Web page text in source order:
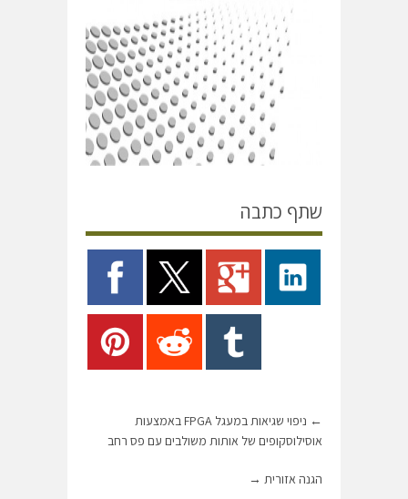
שתף כתבה
←
ניפוי שגיאות במעגל FPGA באמצעות
אוסילוסקופים של אותות משולבים עם פס רחב
הגנה אזורית →